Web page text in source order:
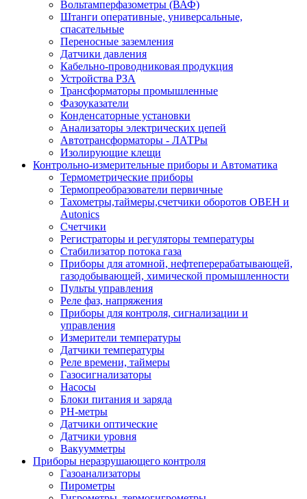
Вольтамперфазометры (ВАФ)
Штанги оперативные, универсальные,
спасательные
Переносные заземления
Датчики давления
Кабельно-проводниковая продукция
Устройства РЗА
Трансформаторы промышленные
Фазоуказатели
Конденсаторные установки
Анализаторы электрических цепей
Автотрансформаторы - ЛАТРы
Изолирующие клещи
Контрольно-измерительные приборы и Автоматика
Термометрические приборы
Термопреобразователи первичные
Тахометры,таймеры,счетчики оборотов ОВЕН и
Autonics
Счетчики
Регистраторы и регуляторы температуры
Стабилизатор потока газа
Приборы для атомной, нефтеперерабатывающей,
газодобывающей, химической промышленности
Пульты управления
Реле фаз, напряжения
Приборы для контроля, сигнализации и
управления
Измерители температуры
Датчики температуры
Реле времени, таймеры
Газосигнализаторы
Насосы
Блоки питания и заряда
PH-метры
Датчики оптические
Датчики уровня
Вакуумметры
Приборы неразрушающего контроля
Газоанализаторы
Пирометры